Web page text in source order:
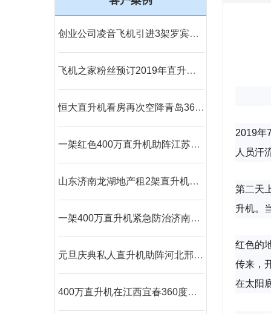
创业公司凌音飞机引进3架罗宾逊R44直升机将用于租赁和销售
飞机之家粉丝预订2019年直升机婚礼
恒大直升机看房再次空降青岛360度空中看楼盘
一架红色400万直升机助阵江苏镇江商场
山东济南龙湖地产租2架直升机楼盘开业
一架400万直升机紧急防治济南美国三代白蛾
元旦庆典私人直升机助阵河北邢台一珠宝商家
400万直升机在江西宜春360度空中看房
2019年
人员汗
第二天
升机。
红色的
传来，
在太阳